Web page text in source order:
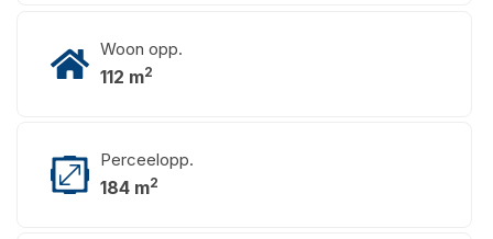
Woon opp.
112 m2
Perceelopp.
184 m2